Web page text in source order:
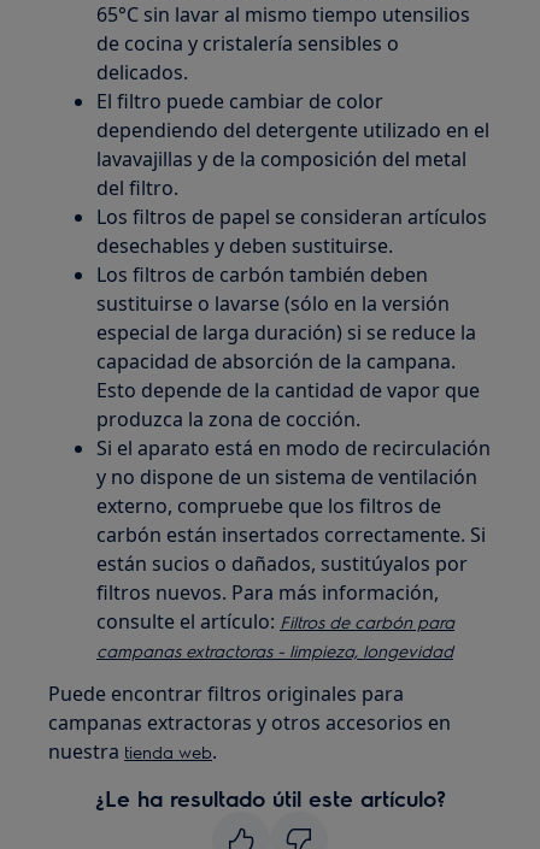
65°C sin lavar al mismo tiempo utensilios
de cocina y cristalería sensibles o
delicados.
El filtro puede cambiar de color
dependiendo del detergente utilizado en el
lavavajillas y de la composición del metal
del filtro.
Los filtros de papel se consideran artículos
desechables y deben sustituirse.
Los filtros de carbón también deben
sustituirse o lavarse (sólo en la versión
especial de larga duración) si se reduce la
capacidad de absorción de la campana.
Esto depende de la cantidad de vapor que
produzca la zona de cocción.
Si el aparato está en modo de recirculación
y no dispone de un sistema de ventilación
externo, compruebe que los filtros de
carbón están insertados correctamente. Si
están sucios o dañados, sustitúyalos por
filtros nuevos. Para más información,
consulte el artículo: Filtros de carbón para
campanas extractoras - limpieza, longevidad
Puede encontrar filtros originales para
campanas extractoras y otros accesorios en
nuestra tienda web.
¿Le ha resultado útil este artículo?